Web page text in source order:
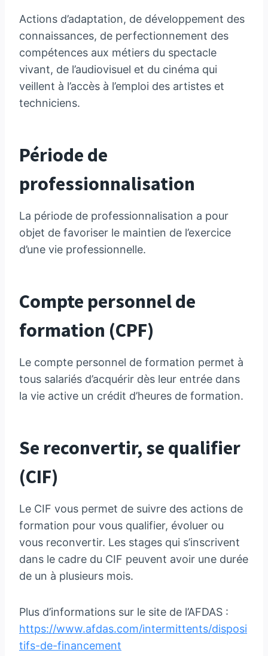
Actions d’adaptation, de développement des
connaissances, de perfectionnement des
compétences aux métiers du spectacle
vivant, de l’audiovisuel et du cinéma qui
veillent à l’accès à l’emploi des artistes et
techniciens.
Période de
professionnalisation
La période de professionnalisation a pour
objet de favoriser le maintien de l’exercice
d’une vie professionnelle.
Compte personnel de
formation (CPF)
Le compte personnel de formation permet à
tous salariés d’acquérir dès leur entrée dans
la vie active un crédit d’heures de formation.
Se reconvertir, se qualifier
(CIF)
Le CIF vous permet de suivre des actions de
formation pour vous qualifier, évoluer ou
vous reconvertir. Les stages qui s’inscrivent
dans le cadre du CIF peuvent avoir une durée
de un à plusieurs mois.
Plus d’informations sur le site de l’AFDAS :
https://www.afdas.com/intermittents/disposi
tifs-de-financement